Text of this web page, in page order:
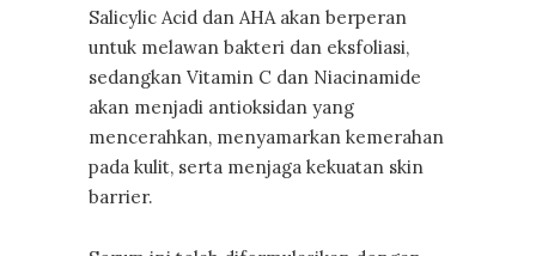
Salicylic Acid dan AHA akan berperan
untuk melawan bakteri dan eksfoliasi,
sedangkan Vitamin C dan Niacinamide
akan menjadi antioksidan yang
mencerahkan, menyamarkan kemerahan
pada kulit, serta menjaga kekuatan skin
barrier.